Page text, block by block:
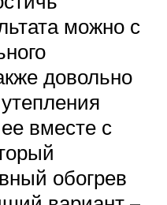
можно с
довольно
вместе с
обогрев